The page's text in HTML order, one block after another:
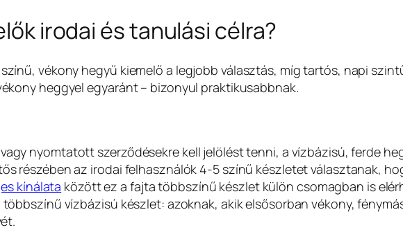
irodai és tanulási célra?
vékony hegyű kiemelő a legjobb választás, míg tartós, napi
heggyel egyaránt – bizonyul praktikusabbnak.
nyomtatott szerződésekre kell jelölést tenni, a vízbázisú, ferde
részében az irodai felhasználók 4-5 színű készletet választanak,
kínálata között ez a fajta többszínű készlet külön csomagban is
többszínű vízbázisú készlet: azoknak, akik elsősorban vékony,